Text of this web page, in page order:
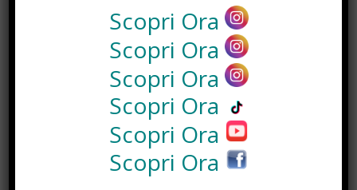
non vive solo di tecnica, ma di
visione. La sua pittura è
interessante quando riesce a tenere
insieme riconoscibilità e instabilità,
figura e deformazione, presenza e
interpretazione.
Nel panorama contemporaneo, dove
l’immagine viene consumata in
Scopri Ora
Scopri Ora
Scopri Ora
Scopri Ora
Scopri Ora
Scopri Ora